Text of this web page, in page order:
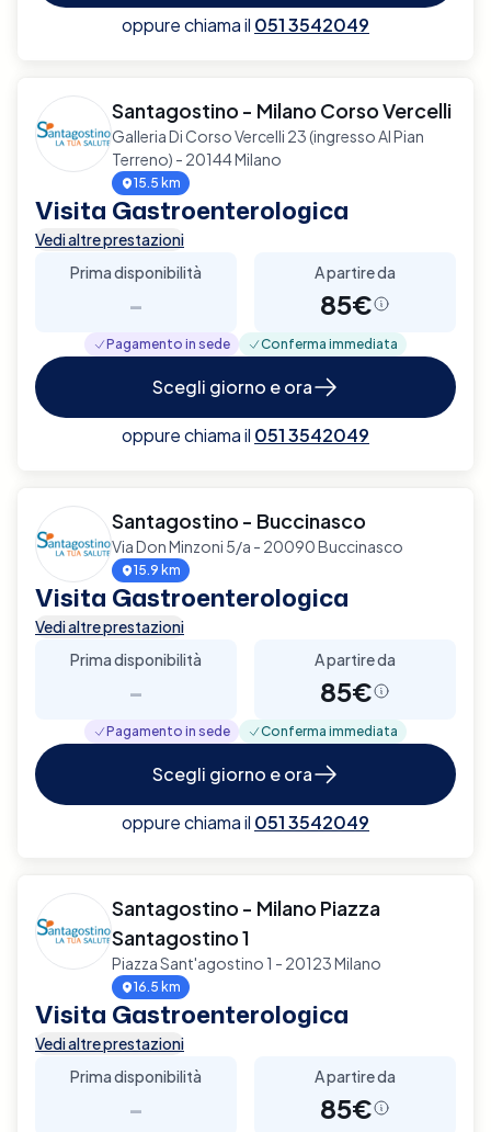
oppure chiama il 051 3542049
Santagostino - Milano Corso Vercelli
Galleria Di Corso Vercelli 23 (ingresso Al Pian
Terreno) - 20144 Milano
15.5 km
Visita Gastroenterologica
Vedi altre prestazioni
Prima disponibilità
-
A partire da
85€
Pagamento in sede Conferma immediata
Scegli giorno e ora
oppure chiama il 051 3542049
Santagostino - Buccinasco
Via Don Minzoni 5/a - 20090 Buccinasco
15.9 km
Visita Gastroenterologica
Vedi altre prestazioni
Prima disponibilità
-
A partire da
85€
Pagamento in sede Conferma immediata
Scegli giorno e ora
oppure chiama il 051 3542049
Santagostino - Milano Piazza
Santagostino 1
Piazza Sant'agostino 1 - 20123 Milano
16.5 km
Visita Gastroenterologica
Vedi altre prestazioni
Prima disponibilità
-
A partire da
85€